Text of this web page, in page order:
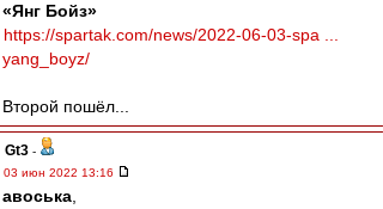
«Янг Бойз»
https://spartak.com/news/2022-06-03-spa ...
yang_boyz/
Второй пошёл...
Gt3 -
03 июн 2022 13:16
авоська